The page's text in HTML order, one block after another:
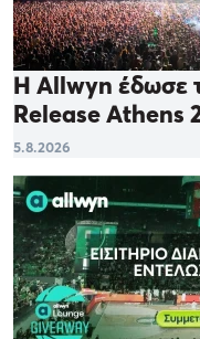
Η Allwyn έδωσε
Release Athens
5.8.2026